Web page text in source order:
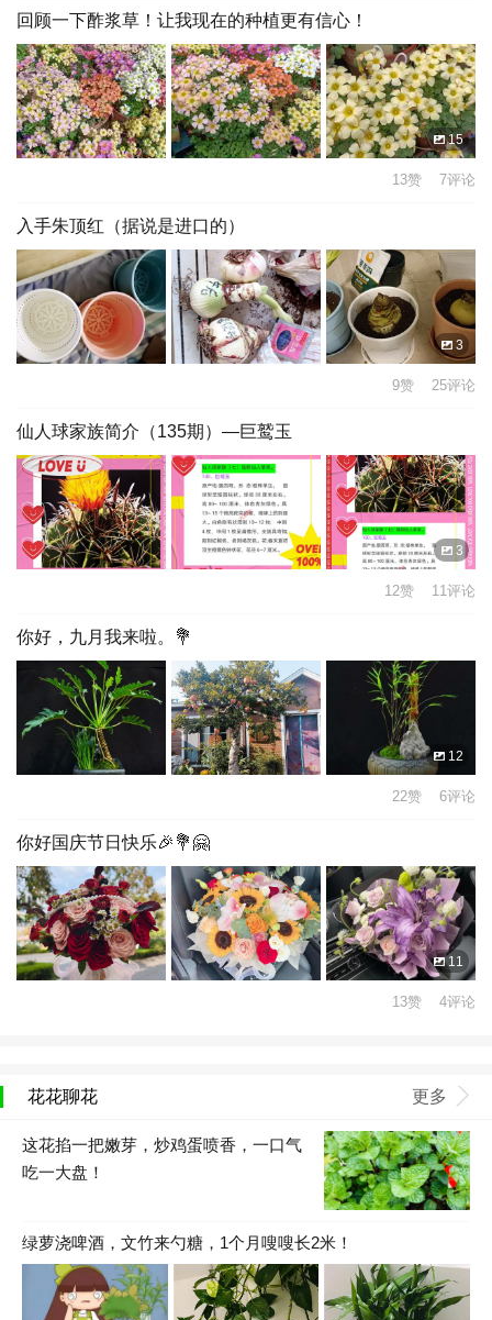
回顾一下酢浆草！让我现在的种植更有信心！
15
13赞 7评论
入手朱顶红（据说是进口的）
3
9赞 25评论
仙人球家族简介（135期）—巨鹫玉
3
12赞 11评论
你好，九月我来啦。💐
12
22赞 6评论
你好国庆节日快乐🎉💐🤗
11
13赞 4评论
花花聊花 更多
这花掐一把嫩芽，炒鸡蛋喷香，一口气
吃一大盘！
绿萝浇啤酒，文竹来勺糖，1个月嗖嗖长2米！